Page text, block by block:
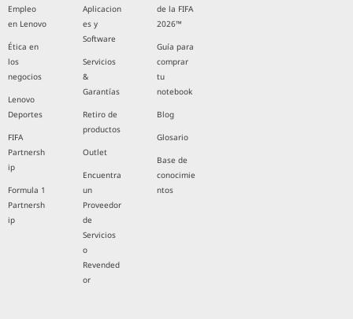
Empleo
en Lenovo
Ética en
los
negocios
Lenovo
Deportes
FIFA
Partnersh
ip
Formula 1
Partnersh
ip
Aplicacion
es y
Software
Servicios
&
Garantías
Retiro de
productos
Outlet
Encuentra
un
Proveedor
de
Servicios
o
Revended
or
de la FIFA
2026™
Guía para
comprar
tu
notebook
Blog
Glosario
Base de
conocimie
ntos